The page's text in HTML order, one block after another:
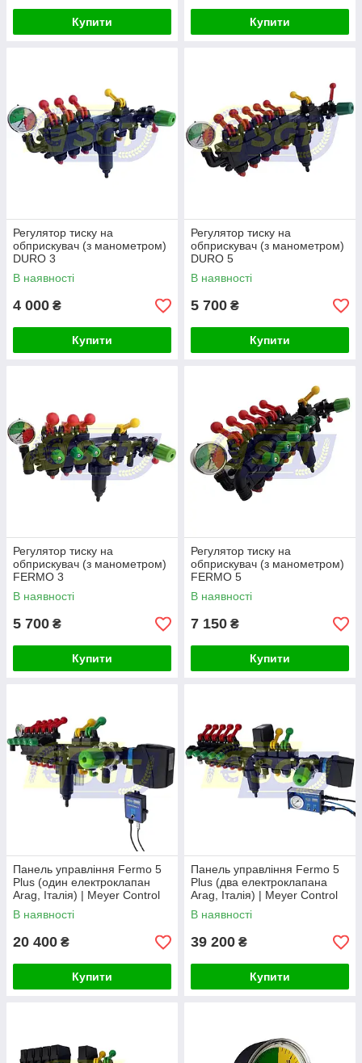
Купити Купити
Регулятор тиску на
обприскувач (з манометром)
DURO 3
В наявності
4 000 ₴
Купити
Регулятор тиску на
обприскувач (з манометром)
DURO 5
В наявності
5 700 ₴
Купити
Регулятор тиску на
обприскувач (з манометром)
FERMO 3
В наявності
5 700 ₴
Купити
Регулятор тиску на
обприскувач (з манометром)
FERMO 5
В наявності
7 150 ₴
Купити
Панель управління Fermo 5
Plus (один електроклапан
Arag, Італія) | Meyer Control
Panel 1
В наявності
20 400 ₴
Купити
Панель управління Fermo 5
Plus (два електроклапана
Arag, Італія) | Meyer Control
Panel 2
В наявності
39 200 ₴
Купити